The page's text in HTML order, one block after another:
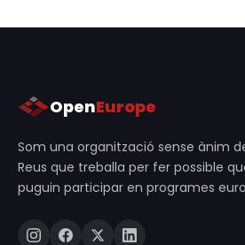
OpenEurope
Som una organització sense ànim
Reus que treballa per fer possible
puguin participar en programes